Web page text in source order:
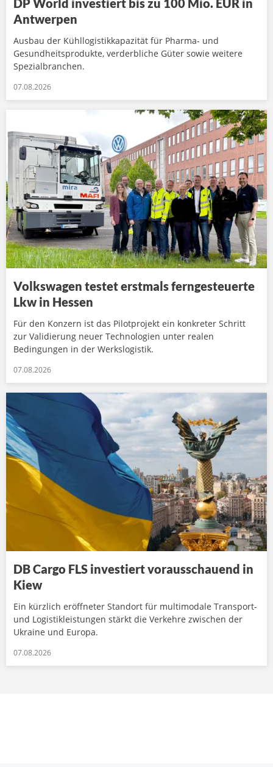
DP World investiert bis zu 100 Mio. EUR in
Antwerpen
Ausbau der Kühllogistikkapazität für Pharma- und
Gesundheitsprodukte, verderbliche Güter sowie weitere
Spezialbranchen.
07.08.2026
Volkswagen testet erstmals ferngesteuerte
Lkw in Hessen
Für den Konzern ist das Pilotprojekt ein konkreter Schritt
zur Validierung neuer Technologien unter realen
Bedingungen in der Werkslogistik.
07.08.2026
DB Cargo FLS investiert vorausschauend in
Kiew
Ein kürzlich eröffneter Standort für multimodale Transport-
und Logistikleistungen stärkt die Verkehre zwischen der
Ukraine und Europa.
07.08.2026